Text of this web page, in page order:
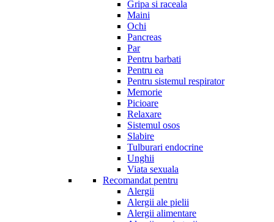
Gripa si raceala
Maini
Ochi
Pancreas
Par
Pentru barbati
Pentru ea
Pentru sistemul respirator
Memorie
Picioare
Relaxare
Sistemul osos
Slabire
Tulburari endocrine
Unghii
Viata sexuala
Recomandat pentru
Alergii
Alergii ale pielii
Alergii alimentare